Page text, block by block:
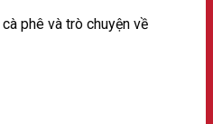
phê và trò chuyện về